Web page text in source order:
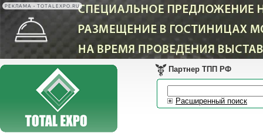
РЕКЛАМА • TOTALEXPO.RU
Партнер ТПП РФ
Расширенный поиск